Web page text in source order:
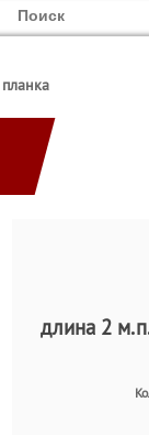
длина 2